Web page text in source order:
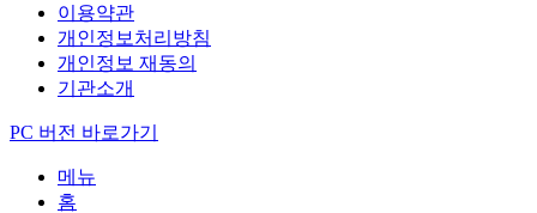
이용약관
개인정보처리방침
개인정보 재동의
기관소개
PC 버전 바로가기
메뉴
홈